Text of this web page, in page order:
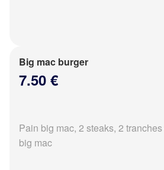
Big mac burger
7.50 €
Pain big mac, 2 steaks, 2
big mac